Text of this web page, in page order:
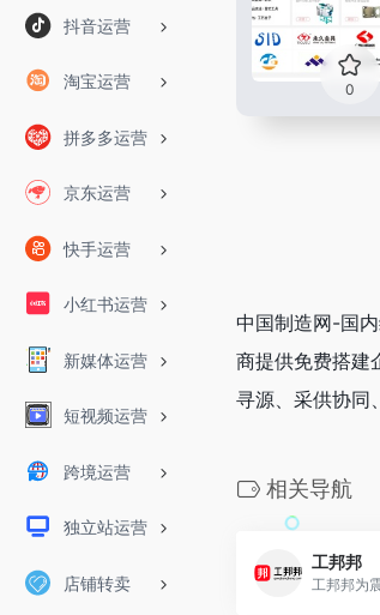
抖音运营
淘宝运营
拼多多运营
京东运营
快手运营
小红书运营
新媒体运营
短视频运营
跨境运营
独立站运营
店铺转卖
0
中国制造网-国
商提供免费搭建
寻源、采供协同
相关导航
工邦邦